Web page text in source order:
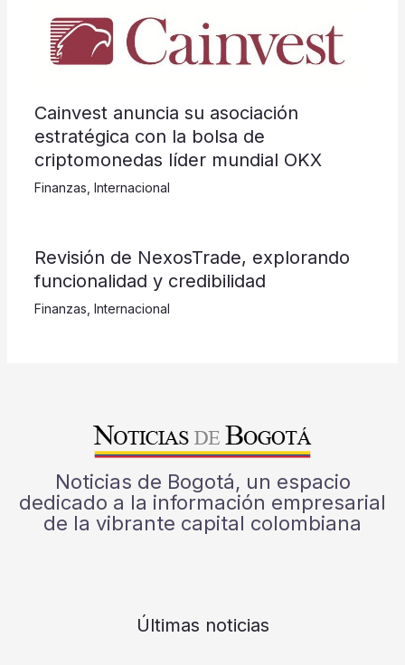
Cainvest anuncia su asociación
estratégica con la bolsa de
criptomonedas líder mundial OKX
Finanzas Internacional
Revisión de NexosTrade, explorando
funcionalidad y credibilidad
Finanzas Internacional
Noticias de Bogotá, un espacio
dedicado a la información empresarial
de la vibrante capital colombiana
Últimas noticias